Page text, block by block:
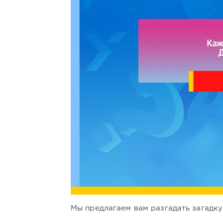
Мы предлагаем вам разгадать